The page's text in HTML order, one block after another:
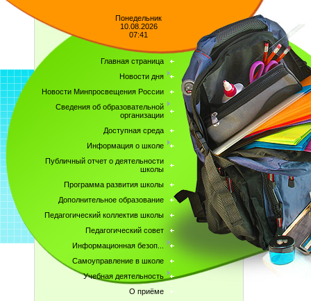
Понедельник
10.08.2026
07:41
Главная страница
Новости дня
Новости Минпросвещения России
Сведения об образовательной
организации
Доступная среда
Информация о школе
Публичный отчет о деятельности
школы
Программа развития школы
Дополнительное образование
Педагогический коллектив школы
Педагогический совет
Информационная безоп...
Самоуправление в школе
Учебная деятельность
О приёме